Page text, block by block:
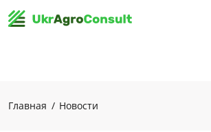
Главная Новости